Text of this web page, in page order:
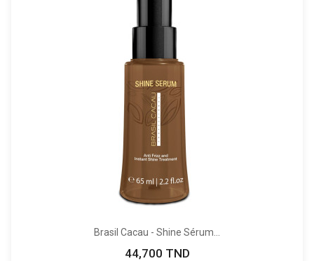
Brasil Cacau - Shine Sérum...
Prix
44,700 TND